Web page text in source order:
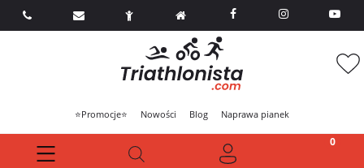
  
⭐Promocje⭐ Nowości Blog Naprawa pianek